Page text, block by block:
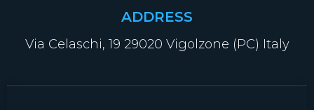
ADDRESS
Via Celaschi, 19 29020 Vigolzone (PC) Italy